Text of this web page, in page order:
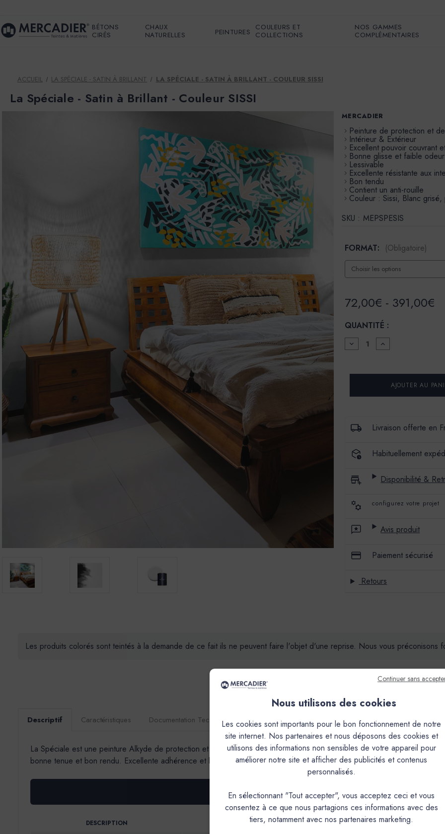
BÉTONS
CIRÉS
CHAUX
NATURELLES
PEINTURES
COULEURS ET
COLLECTIONS
NOS GAMMES
COMPLÉMENTAIRES
ACCUEIL LA SPÉCIALE - SATIN À BRILLANT LA SPÉCIALE - SATIN À BRILLANT - COULEUR SISSI
La Spéciale - Satin à Brillant - Couleur SISSI
MERCADIER
Peinture de protection et
Intérieur & Extérieur
Excellent pouvoir couvrant
Bonne glisse et faible odeur
Lessivable
Excellente résistante aux
Bon tendu
Contient un anti-rouille
Couleur : Sissi, Blanc
SKU : MEPSPESIS
FORMAT: (Obligatoire)
72,00€ - 391,00€
QUANTITÉ :
DIMINUER
LA
LA
SATIN
COULEUR
AUGMENTER
LA
LA
SPÉCIALE
SATIN
COULEUR
Livraison offerte en
Habituellement
Disponibilité &
configurez votre projet
Avis produit
Paiement sécurisé
Retours
Les produits colorés sont teintés à la demande de ce fait ils ne peuvent faire l'objet d'une reprise. Nous vous préconisons
Descriptif Caractéristiques Documentation Technique Couleurs & Échantillons
La Spéciale est une peinture Alkyde de protection et de décoration pour les bois, métaux et tous supports usuels.
bonne tenue et bon rendu. Excellente adhérence et bonne résistance aux intempéries. Contient un anti-rouille. Aspect
PRODUIT
DESCRIPTION Peinture en phase aqueuse à base de
Continuer sans
Nous utilisons des cookies
Les cookies sont importants pour le bon fonctionnement de notre
site internet. Nos partenaires et nous déposons des cookies et
utilisons des informations non sensibles de votre appareil pour
améliorer notre site et afficher des publicités et contenus
personnalisés.
En sélectionnant "Tout accepter", vous acceptez ceci et vous
consentez à ce que nous partagions ces informations avec des
tiers, notamment avec nos partenaires marketing.